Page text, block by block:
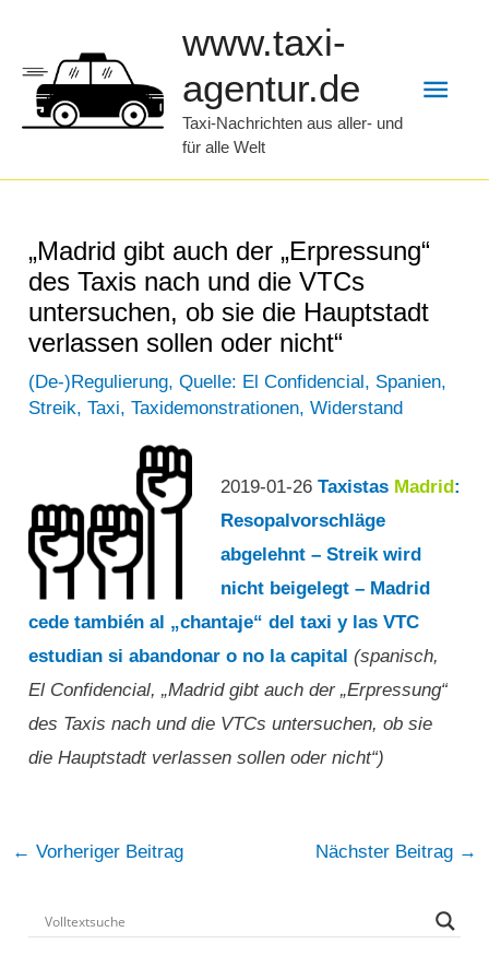
springen
www.taxi-
agentur.de
Taxi-Nachrichten aus aller- und
für alle Welt
„Madrid gibt auch der „Erpressung“
des Taxis nach und die VTCs
untersuchen, ob sie die Hauptstadt
verlassen sollen oder nicht“
(De-)Regulierung,Quelle: El Confidencial, Spanien,
Streik,Taxi,Taxidemonstrationen,Widerstand
2019-01-26 Taxistas Madrid:
Resopalvorschläge
abgelehnt – Streik wird
nicht beigelegt – Madrid
cede también al „chantaje“ del taxi y las VTC
estudian si abandonar o no la capital (spanisch,
El Confidencial, „Madrid gibt auch der „Erpressung“
des Taxis nach und die VTCs untersuchen, ob sie
die Hauptstadt verlassen sollen oder nicht“)
Post
← Vorheriger Beitrag Nächster Beitrag →